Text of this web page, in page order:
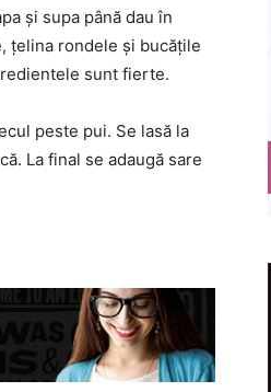
și supa până dau în
țelina rondele și bucățile
sunt fierte.
peste pui. Se lasă la
La final se adaugă sare